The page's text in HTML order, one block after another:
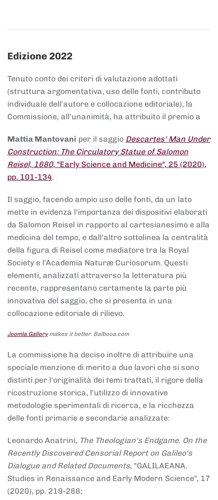
Edizione 2022
Tenuto conto dei criteri di valutazione adottati
(struttura argomentativa, uso delle fonti, contributo
individuale dell'autore e collocazione editoriale), la
Commissione, all'unanimità, ha attribuito il premio a
Mattia Mantovani per il saggio Descartes' Man Under
Construction: The Circulatory Statue of Salomon
Reisel, 1680, "Early Science and Medicine", 25 (2020),
pp. 101-134.
Il saggio, facendo ampio uso delle fonti, da un lato
mette in evidenza l'importanza dei dispositivi elaborati
da Salomon Reisel in rapporto al cartesianesimo e alla
medicina del tempo, e dall'altro sottolinea la centralità
della figura di Reisel come mediatore tra la Royal
Society e l'Academia Naturæ Curiosorum. Questi
elementi, analizzati attraverso la letteratura più
recente, rappresentano certamente la parte più
innovativa del saggio, che si presenta in una
collocazione editoriale di rilievo.
Joomla Gallerymakes it better. Balbooa.com
La commissione ha deciso inoltre di attribuire una
speciale menzione di merito a due lavori che si sono
distinti per l'originalità dei temi trattati, il rigore della
ricostruzione storica, l'utilizzo di innovative
metodologie sperimentali di ricerca, e la ricchezza
delle fonti primarie e secondarie analizzate:
Leonardo Anatrini, The Theologian's Endgame. On the
Recently Discovered Censorial Report on Galileo's
Dialogue and Related Documents, "GALILAEANA.
Studies in Renaissance and Early Modern Science", 17
(2020), pp. 219-288;